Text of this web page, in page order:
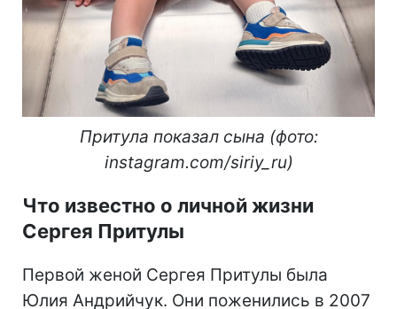
Притула показал сына (фото:
instagram.com/siriy_ru)
Что известно о личной жизни
Сергея Притулы
Первой женой Сергея Притулы была
Юлия Андрийчук. Они поженились в 2007